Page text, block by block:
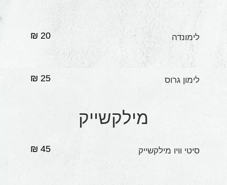
לימונדה 20 ₪
לימון גרוס 25 ₪
מילקשייק
סיטי וויו מילקשייק 45 ₪